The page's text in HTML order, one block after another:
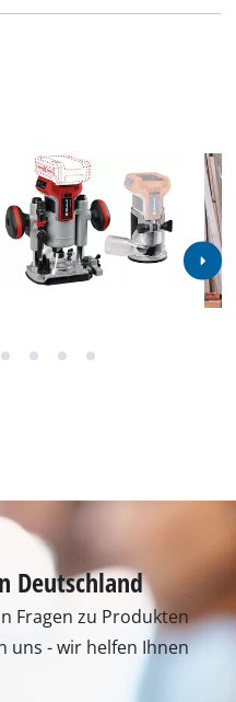
Deutschland
Fragen zu Produkten
uns - wir helfen Ihnen